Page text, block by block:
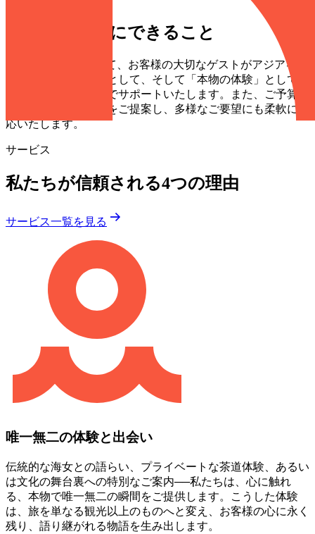
お客様のためにできること
当社はB2B企業として、お客様の大切なゲストがアジアを
「忘れがたい体験」として、そして「本物の体験」として感
じられるよう、全力でサポートいたします。また、ご予算に
応じて最適なプランをご提案し、多様なご要望にも柔軟に対
応いたします。
サービス
私たちが信頼される4つの理由
サービス一覧を見る
唯一無二の体験と出会い
伝統的な海女との語らい、プライベートな茶道体験、あるい
は文化の舞台裏への特別なご案内──私たちは、心に触れ
る、本物で唯一無二の瞬間をご提供します。こうした体験
は、旅を単なる観光以上のものへと変え、お客様の心に永く
残り、語り継がれる物語を生み出します。